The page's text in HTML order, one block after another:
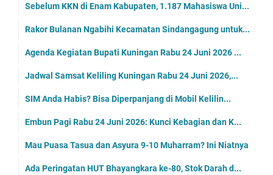
Sebelum KKN di Enam Kabupaten, 1.187 Mahasiswa Uni...
Rakor Bulanan Ngabihi Kecamatan Sindangagung untuk...
Agenda Kegiatan Bupati Kuningan Rabu 24 Juni 2026 ...
Jadwal Samsat Keliling Kuningan Rabu 24 Juni 2026,...
SIM Anda Habis? Bisa Diperpanjang di Mobil Kelilin...
Embun Pagi Rabu 24 Juni 2026: Kunci Kebagian dan K...
Mau Puasa Tasua dan Asyura 9-10 Muharram? Ini Niatnya
Ada Peringatan HUT Bhayangkara ke-80, Stok Darah d...